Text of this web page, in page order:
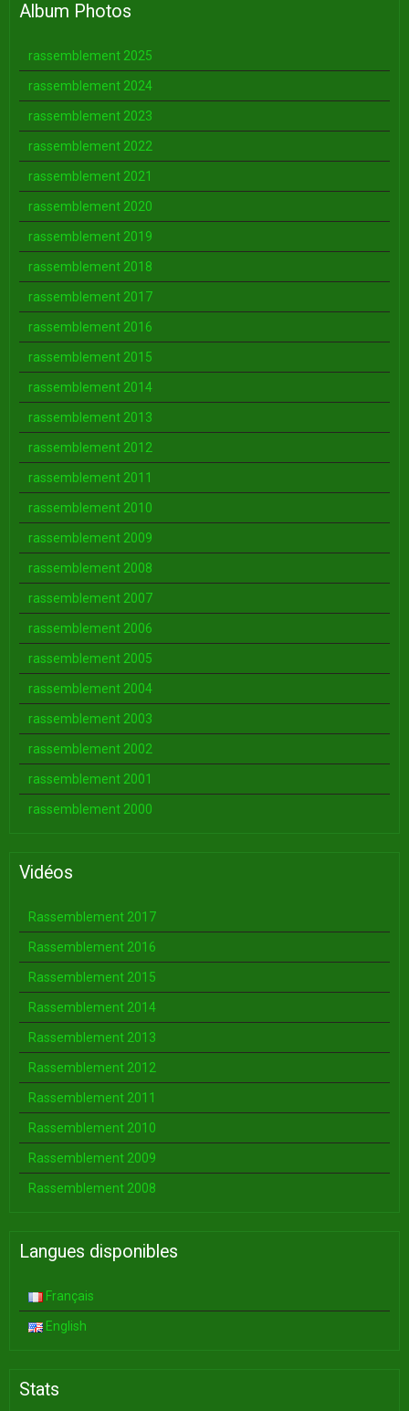
Album Photos
rassemblement 2025
rassemblement 2024
rassemblement 2023
rassemblement 2022
rassemblement 2021
rassemblement 2020
rassemblement 2019
rassemblement 2018
rassemblement 2017
rassemblement 2016
rassemblement 2015
rassemblement 2014
rassemblement 2013
rassemblement 2012
rassemblement 2011
rassemblement 2010
rassemblement 2009
rassemblement 2008
rassemblement 2007
rassemblement 2006
rassemblement 2005
rassemblement 2004
rassemblement 2003
rassemblement 2002
rassemblement 2001
rassemblement 2000
Vidéos
Rassemblement 2017
Rassemblement 2016
Rassemblement 2015
Rassemblement 2014
Rassemblement 2013
Rassemblement 2012
Rassemblement 2011
Rassemblement 2010
Rassemblement 2009
Rassemblement 2008
Langues disponibles
Français
English
Stats